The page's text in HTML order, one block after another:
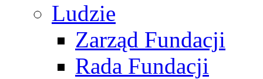
Ludzie
Zarząd Fundacji
Rada Fundacji